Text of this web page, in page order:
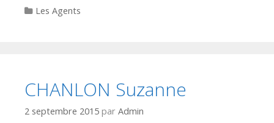
Categories
Les Agents
CHANLON Suzanne
2 septembre 2015 par Admin